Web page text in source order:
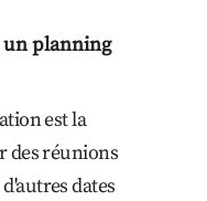
un planning
est la
des réunions
dates